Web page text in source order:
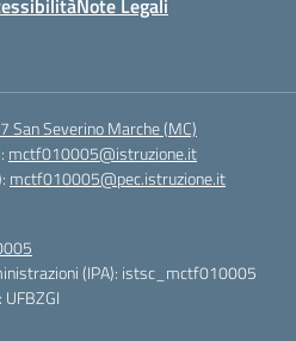
Note Legali
San Severino Marche (MC)
mctf010005@istruzione.it
mctf010005@pec.istruzione.it
(IPA): istsc_mctf010005